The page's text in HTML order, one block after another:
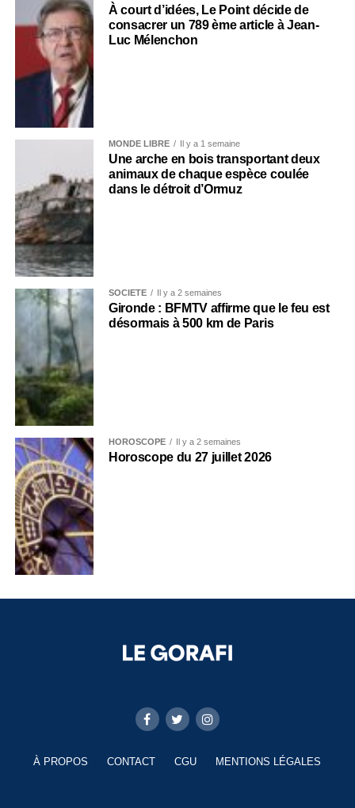
À court d’idées, Le Point décide de
consacrer un 789 ème article à Jean-
Luc Mélenchon
MONDE LIBRE Il y a 1 semaine
Une arche en bois transportant deux
animaux de chaque espèce coulée
dans le détroit d’Ormuz
SOCIÉTÉ Il y a 2 semaines
Gironde : BFMTV affirme que le feu est
désormais à 500 km de Paris
HOROSCOPE Il y a 2 semaines
Horoscope du 27 juillet 2026
À PROPOS CONTACT CGU MENTIONS LÉGALES